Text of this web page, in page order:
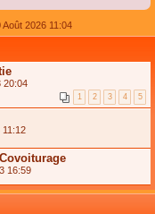
2026 11:04
20:04
1 2 3 4 5
11:12
16:59